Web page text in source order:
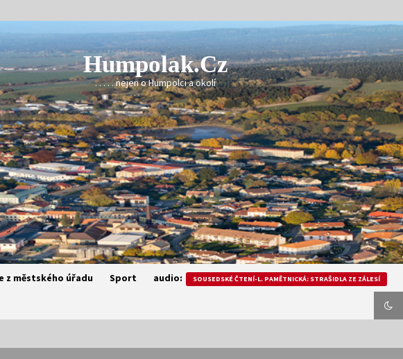
Humpolak.cz
. . . . . nejen o Humpolci a okolí
z městského úřadu Sport audio: SOUSEDSKÉ ČTENÍ-L. PAMĚTNICKÁ: STRAŠIDLA ZE ZÁLESÍ